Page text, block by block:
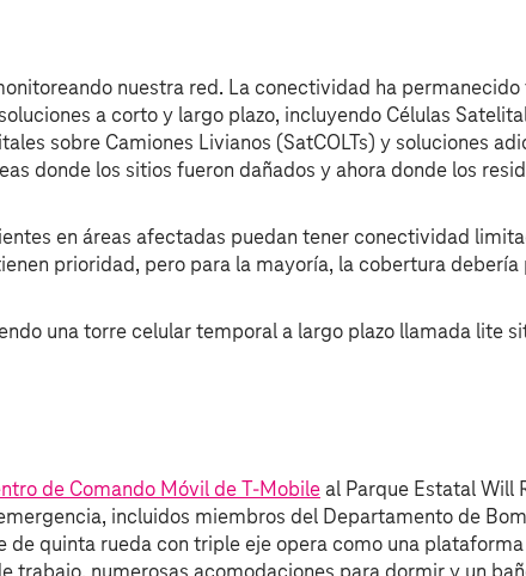
nuestra red. La conectividad ha
a corto y largo plazo, incluyendo Células
sobre Camiones Livianos (SatCOLTs) y soluciones
donde los sitios fueron dañados y ahora donde los
en áreas afectadas puedan tener conectividad
prioridad, pero para la mayoría, la cobertura debería
una torre celular temporal a largo plazo llamada lite
de Comando Móvil de T‑Mobile al Parque Estatal Will
incluidos miembros del Departamento de
de quinta rueda con triple eje opera como una